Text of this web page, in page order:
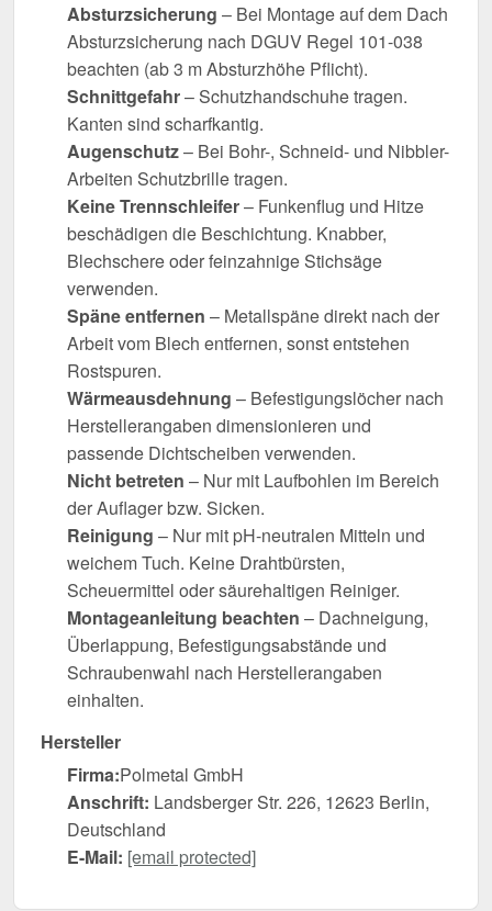
Absturzsicherung – Bei Montage auf dem Dach
Absturzsicherung nach DGUV Regel 101-038
beachten (ab 3 m Absturzhöhe Pflicht).
Schnittgefahr– Schutzhandschuhe tragen.
Kanten sind scharfkantig.
Augenschutz– Bei Bohr-, Schneid- und Nibbler-
Arbeiten Schutzbrille tragen.
Keine Trennschleifer– Funkenflug und Hitze
beschädigen die Beschichtung. Knabber,
Blechschere oder feinzahnige Stichsäge
verwenden.
Späne entfernen – Metallspäne direkt nach der
Arbeit vom Blech entfernen, sonst entstehen
Rostspuren.
Wärmeausdehnung – Befestigungslöcher nach
Herstellerangaben dimensionieren und
passende Dichtscheiben verwenden.
Nicht betreten – Nur mit Laufbohlen im Bereich
der Auflager bzw. Sicken.
Reinigung – Nur mit pH-neutralen Mitteln und
weichem Tuch. Keine Drahtbürsten,
Scheuermittel oder säurehaltigen Reiniger.
Montageanleitung beachten – Dachneigung,
Überlappung, Befestigungsabstände und
Schraubenwahl nach Herstellerangaben
einhalten.
Hersteller
Firma:Polmetal GmbH
Anschrift: Landsberger Str. 226, 12623 Berlin,
Deutschland
E-Mail: [email protected]